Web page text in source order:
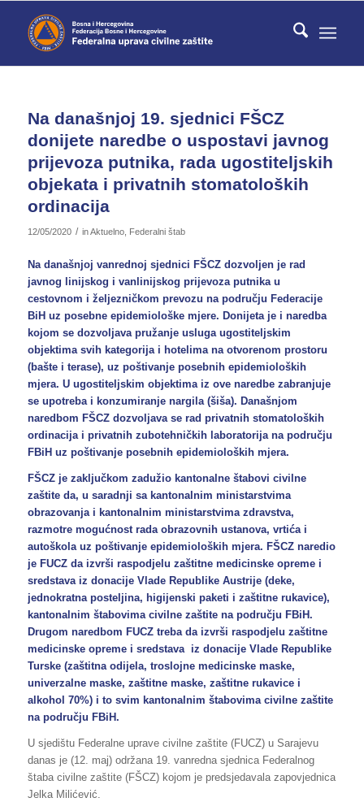
Na današnjoj 19. sjednici FŠCZ
donijete naredbe o uspostavi javnog
prijevoza putnika, rada ugostiteljskih
objekata i privatnih stomatoloških
ordinacija
12/05/2020 / inAktuelno, Federalni štab
Na današnjoj vanrednoj sjednici FŠCZ dozvoljen je rad
javnog linijskog i vanlinijskog prijevoza putnika u
cestovnom i željezničkom prevozu na području Federacije
BiH uz posebne epidemiološke mjere. Donijeta je i naredba
kojom se dozvoljava pružanje usluga ugostiteljskim
objektima svih kategorija i hotelima na otvorenom prostoru
(bašte i terase), uz poštivanje posebnih epidemioloških
mjera. U ugostiteljskim objektima iz ove naredbe zabranjuje
se upotreba i konzumiranje nargila (šiša). Današnjom
naredbom FŠCZ dozvoljava se rad privatnih stomatoloških
ordinacija i privatnih zubotehničkih laboratorija na području
FBiH uz poštivanje posebnih epidemioloških mjera.
FŠCZ je zaključkom zadužio kantonalne štabovi civilne
zaštite da, u saradnji sa kantonalnim ministarstvima
obrazovanja i kantonalnim ministarstvima zdravstva,
razmotre mogućnost rada obrazovnih ustanova, vrtića i
autoškola uz poštivanje epidemioloških mjera. FŠCZ naredio
je FUCZ da izvrši raspodjelu zaštitne medicinske opreme i
sredstava iz donacije Vlade Republike Austrije (deke,
jednokratna posteljina, higijenski paketi i zaštitne rukavice),
kantonalnim štabovima civilne zaštite na području FBiH.
Drugom naredbom FUCZ treba da izvrši raspodjelu zaštitne
medicinske opreme i sredstava iz donacije Vlade Republike
Turske (zaštitna odijela, troslojne medicinske maske,
univerzalne maske, zaštitne maske, zaštitne rukavice i
alkohol 70%) i to svim kantonalnim štabovima civilne zaštite
na području FBiH.
U sjedištu Federalne uprave civilne zaštite (FUCZ) u Sarajevu
danas je (12. maj) održana 19. vanredna sjednica Federalnog
štaba civilne zaštite (FŠCZ) kojom je predsjedavala zapovjednica
Jelka Milićević.